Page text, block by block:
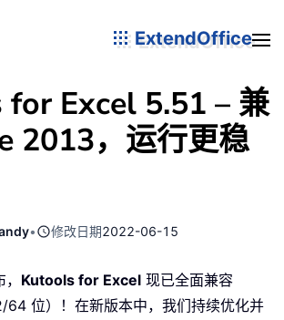
ExtendOffice
Excel 5.51 – 兼
2013，运行更稳
• 修改日期2022-06-15
Kutools for Excel 现已全面兼容
位）！在新版本中，我们持续优化并